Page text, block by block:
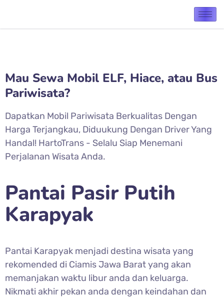
Mau Sewa Mobil ELF, Hiace, atau Bus
Pariwisata?
Dapatkan Mobil Pariwisata Berkualitas Dengan
Harga Terjangkau, Diduukung Dengan Driver Yang
Handal! HartoTrans - Selalu Siap Menemani
Perjalanan Wisata Anda.
Pantai Pasir Putih
Karapyak
Pantai Karapyak menjadi destina wisata yang
rekomended di Ciamis Jawa Barat yang akan
memanjakan waktu libur anda dan keluarga.
Nikmati akhir pekan anda dengan keindahan dan